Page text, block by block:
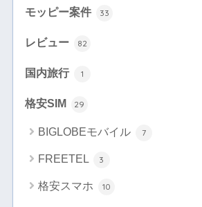
モッピー案件 33
レビュー 82
国内旅行 1
格安SIM 29
BIGLOBEモバイル 7
FREETEL 3
格安スマホ 10